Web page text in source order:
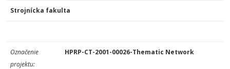
Strojnícka fakulta
Označenie
projektu:
HPRP-CT-2001-00026-Thematic Network